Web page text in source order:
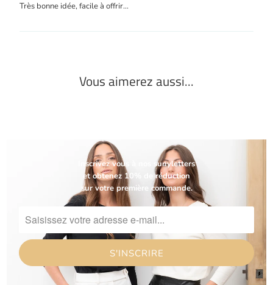
Très bonne idée, facile à offrir...
Vous aimerez aussi...
Inscrivez vous à nos sunyletters
et obtenez 10% de réduction
sur votre première commande.